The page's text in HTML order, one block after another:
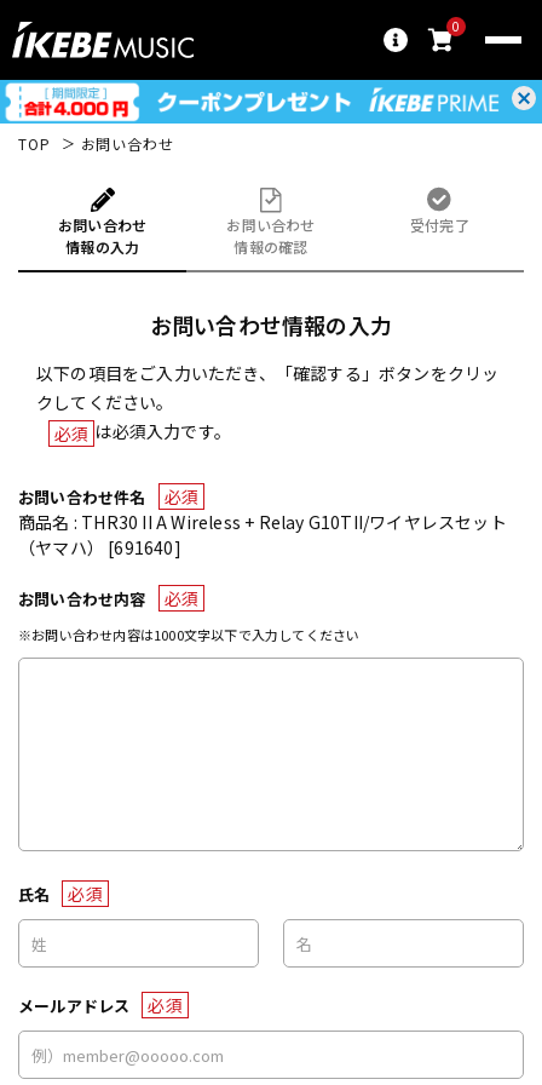
0
TOP お問い合わせ
お問い合わせ
情報の入力
お問い合わせ
情報の確認
受付完了
お問い合わせ情報の入力
以下の項目をご入力いただき、「確認する」ボタンをクリッ
クしてください。
必須 は必須入力です。
お問い合わせ件名
必須
商品名 : THR30 II A Wireless + Relay G10TII/ワイヤレスセット
（ヤマハ） [691640]
お問い合わせ内容 必須
※お問い合わせ内容は1000文字以下で入力してください
氏名 必須
メールアドレス 必須